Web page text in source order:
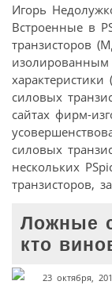
Игорь
Встроенные в
транзисторов
изолированным
силовых
сайтах фирм-
силовых
нескольких
транзисторов,
Ложные
кто
23 октября,